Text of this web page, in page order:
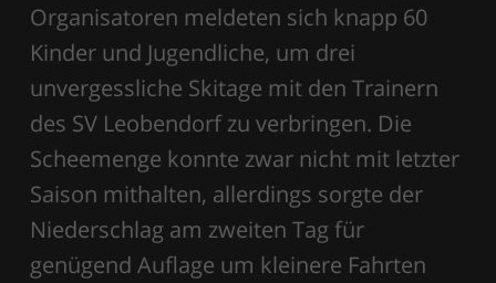
Organisatoren meldeten sich knapp 60
Kinder und Jugendliche, um drei
unvergessliche Skitage mit den Trainern
des SV Leobendorf zu verbringen. Die
Scheemenge konnte zwar nicht mit letzter
Saison mithalten, allerdings sorgte der
Niederschlag am zweiten Tag für
genügend Auflage um kleinere Fahrten